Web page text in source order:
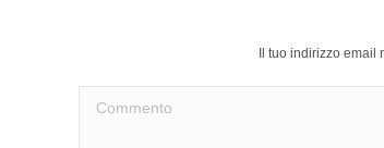
Il tuo indirizzo email
Commento